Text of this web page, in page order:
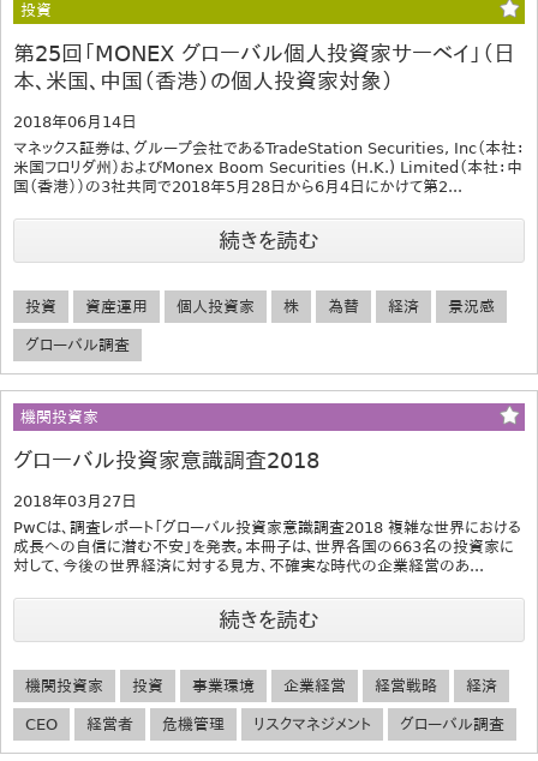
投資
第25回「MONEX グローバル個人投資家サーベイ」（日
本、米国、中国（香港）の個人投資家対象）
2018年06月14日
マネックス証券は、グループ会社であるTradeStation Securities, Inc（本社：
米国フロリダ州）およびMonex Boom Securities (H.K.) Limited（本社：中
国（香港））の3社共同で2018年5月28日から6月4日にかけて第2...
続きを読む
投資 資産運用 個人投資家 株 為替 経済 景況感
グローバル調査
機関投資家
グローバル投資家意識調査2018
2018年03月27日
PwCは、調査レポート「グローバル投資家意識調査2018 複雑な世界における
成長への自信に潜む不安」を発表。本冊子は、世界各国の663名の投資家に
対して、今後の世界経済に対する見方、不確実な時代の企業経営のあ...
続きを読む
機関投資家 投資 事業環境 企業経営 経営戦略 経済
CEO 経営者 危機管理 リスクマネジメント グローバル調査